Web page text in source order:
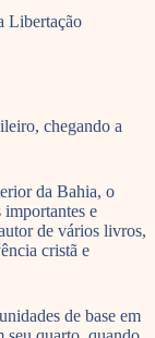
Libertação
chegando a
da Bahia, o
e
de vários livros,
cristã e
de base em